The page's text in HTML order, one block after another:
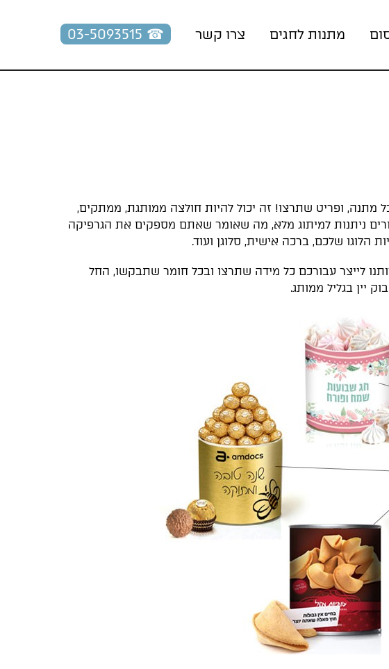
מתנות לחגים צרו קשר ☎︎ 03-5093515
מתנה, ופריט שתרצו! זה יכול להיות חולצה ממותגת, ממתקים,
ניתנות למיתוג מלא, מה שאומר שאתם מספקים את הגרפיקה
הלוגו שלכם, ברכה אישית, סלוגן ועוד.
לייצר עבורכם כל מידה שתרצו ובכל חומר שתבקשו, החל
יין בגליל ממותג.